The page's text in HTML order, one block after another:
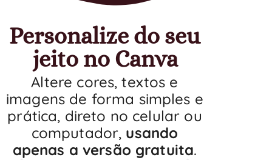
Personalize do seu
jeito no Canva
Altere cores, textos e
imagens de forma simples e
prática, direto no celular ou
computador, usando
apenas a versão gratuita.